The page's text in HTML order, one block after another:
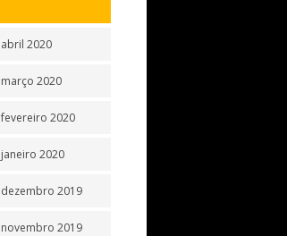
abril 2020
março 2020
fevereiro 2020
janeiro 2020
dezembro 2019
novembro 2019